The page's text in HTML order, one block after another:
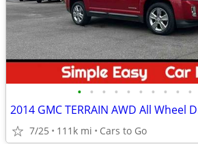
• • • • • • • • • •
7/25 111k mi Cars to Go